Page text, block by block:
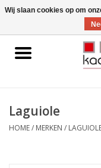
Home
Gadgets
Laguiole
HOME/ MERKEN /
Wij slaan cookies op om